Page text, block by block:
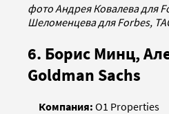
фото Андрея Ковалева для
Шеломенцева для Forbes,
6. Борис Минц,
Goldman Sachs
Компания: O1 Properties